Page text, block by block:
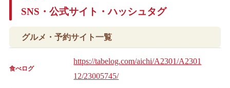
SNS・公式サイト・ハッシュタグ
グルメ・予約サイト一覧
食べログ
https://tabelog.com/aichi/A2301/A2301
12/23005745/